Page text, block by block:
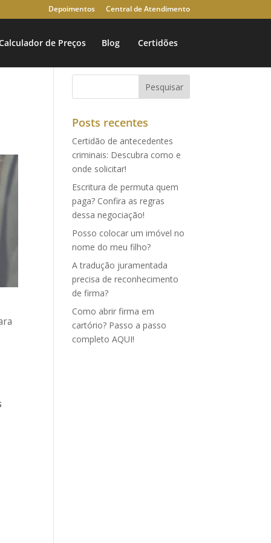
Depoimentos Central de Atendimento
de Preços Blog Certidões
Posts recentes
Certidão de antecedentes
criminais: Descubra como e
onde solicitar!
Escritura de permuta quem
paga? Confira as regras
dessa negociação!
Posso colocar um imóvel no
nome do meu filho?
A tradução juramentada
precisa de reconhecimento
de firma?
Como abrir firma em
cartório? Passo a passo
completo AQUI!